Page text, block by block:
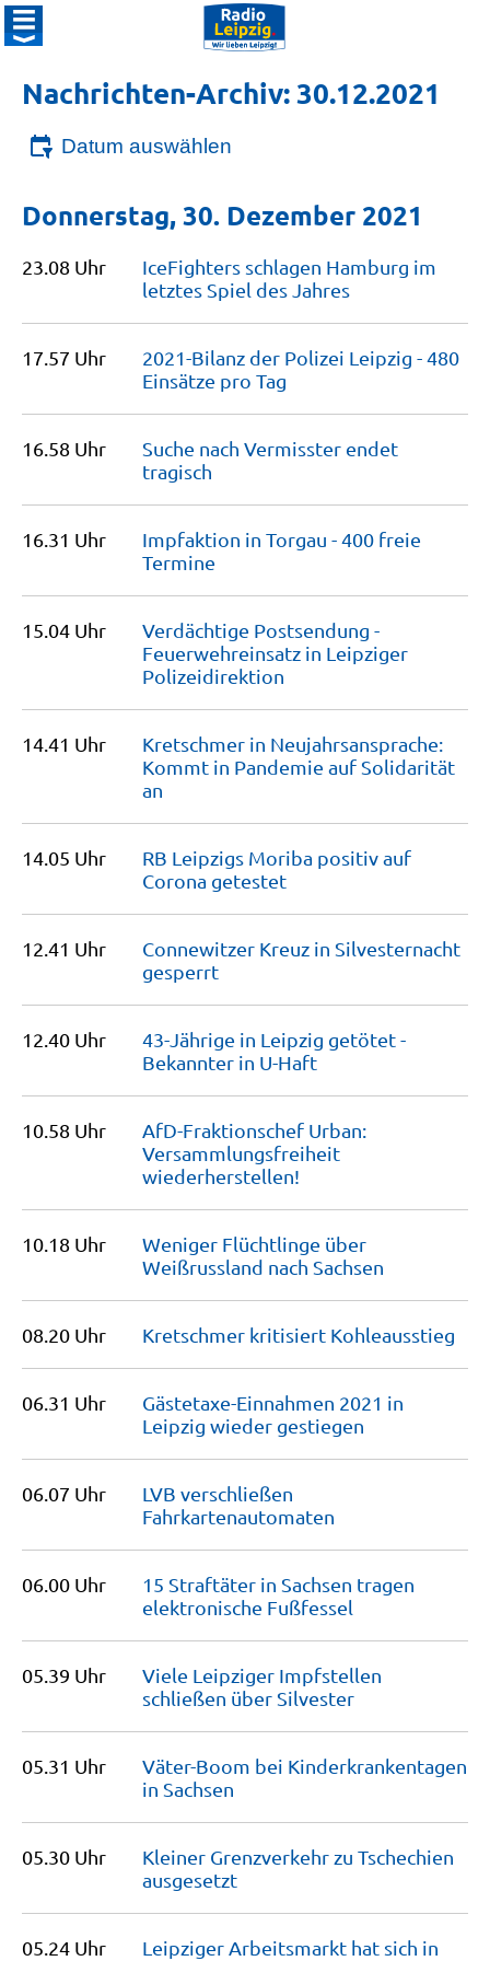
Nachrichten-Archiv: 30.12.2021
Datum auswählen
Donnerstag, 30. Dezember 2021
23.08 Uhr
IceFighters schlagen Hamburg im
letztes Spiel des Jahres
17.57 Uhr
2021-Bilanz der Polizei Leipzig - 480
Einsätze pro Tag
16.58 Uhr
Suche nach Vermisster endet
tragisch
16.31 Uhr
Impfaktion in Torgau - 400 freie
Termine
15.04 Uhr
Verdächtige Postsendung -
Feuerwehreinsatz in Leipziger
Polizeidirektion
14.41 Uhr
Kretschmer in Neujahrsansprache:
Kommt in Pandemie auf Solidarität
an
14.05 Uhr
RB Leipzigs Moriba positiv auf
Corona getestet
12.41 Uhr
Connewitzer Kreuz in Silvesternacht
gesperrt
12.40 Uhr
43-Jährige in Leipzig getötet -
Bekannter in U-Haft
10.58 Uhr
AfD-Fraktionschef Urban:
Versammlungsfreiheit
wiederherstellen!
10.18 Uhr
Weniger Flüchtlinge über
Weißrussland nach Sachsen
08.20 Uhr Kretschmer kritisiert Kohleausstieg
06.31 Uhr
Gästetaxe-Einnahmen 2021 in
Leipzig wieder gestiegen
06.07 Uhr
LVB verschließen
Fahrkartenautomaten
06.00 Uhr
15 Straftäter in Sachsen tragen
elektronische Fußfessel
05.39 Uhr
Viele Leipziger Impfstellen
schließen über Silvester
05.31 Uhr
Väter-Boom bei Kinderkrankentagen
in Sachsen
05.30 Uhr
Kleiner Grenzverkehr zu Tschechien
ausgesetzt
05.24 Uhr
Leipziger Arbeitsmarkt hat sich in